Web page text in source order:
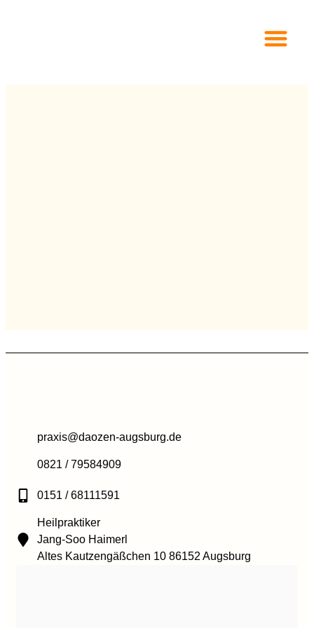
praxis@daozen-augsburg.de
0821 / 79584909
0151 / 68111591
Heilpraktiker
Jang-Soo Haimerl
Altes Kautzengäßchen 10 86152 Augsburg